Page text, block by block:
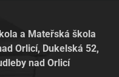
a Mateřská škola
Orlicí, Dukelská 52,
nad Orlicí